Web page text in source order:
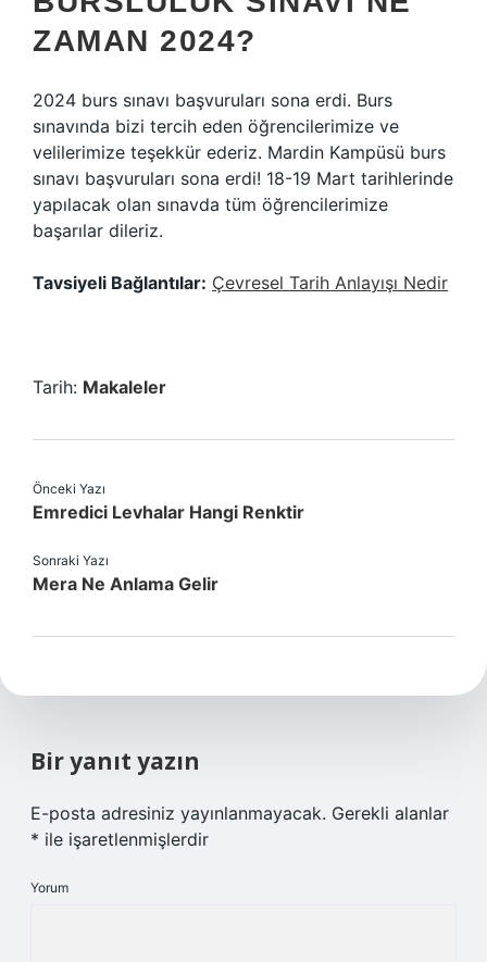
ZAMAN 2024?
2024 burs sınavı başvuruları sona erdi. Burs
sınavında bizi tercih eden öğrencilerimize ve
velilerimize teşekkür ederiz. Mardin Kampüsü burs
sınavı başvuruları sona erdi! 18-19 Mart tarihlerinde
yapılacak olan sınavda tüm öğrencilerimize
başarılar dileriz.
Tavsiyeli Bağlantılar: Çevresel Tarih Anlayışı Nedir
Tarih: Makaleler
Önceki Yazı
Emredici Levhalar Hangi Renktir
Sonraki Yazı
Mera Ne Anlama Gelir
Bir yanıt yazın
E-posta adresiniz yayınlanmayacak. Gerekli alanlar
* ile işaretlenmişlerdir
Yorum